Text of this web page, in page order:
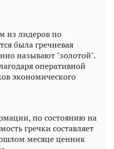
из лидеров по
была гречневая
называют "золотой".
оперативной
экономического
по состоянию на
гречки составляет
месяце ценник